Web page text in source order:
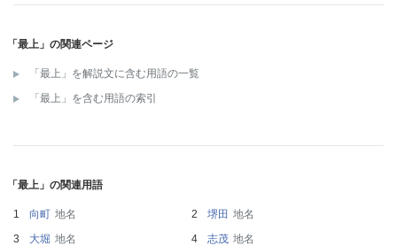
「最上」の関連ページ
「最上」を解説文に含む用語の一覧
「最上」を含む用語の索引
「最上」の関連用語
向町 地名 堺田 地名
大堀 地名 志茂 地名